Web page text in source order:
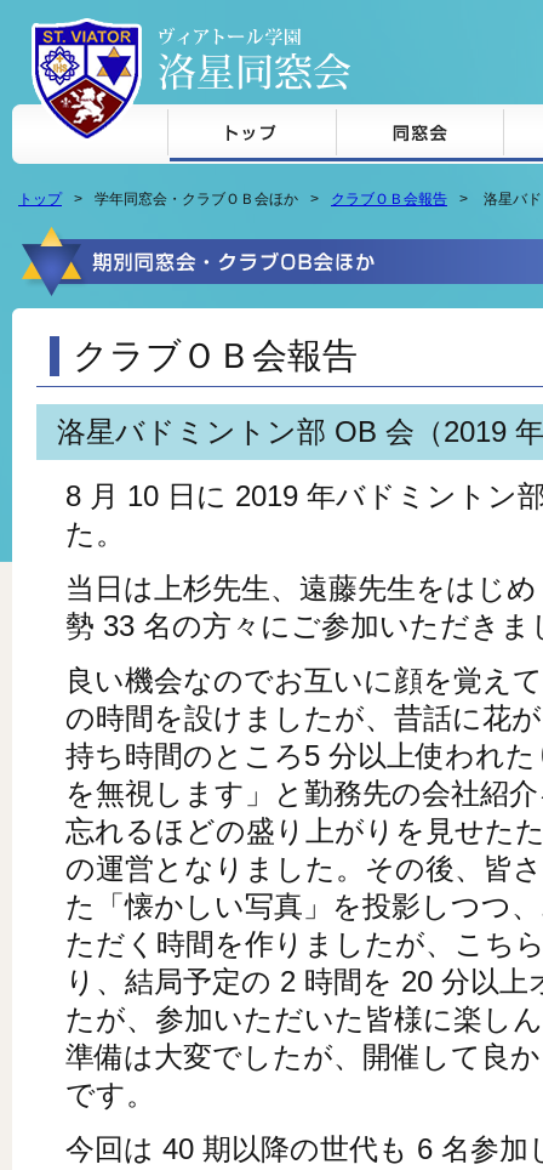
本文へジャンプ
トップ 学年同窓会・クラブＯＢ会ほか クラブＯＢ会報告 洛星バ
クラブＯＢ会報告
洛星バドミントン部 OB 会（2019
8 月 10 日に 2019 年バドミントン
た。
当日は上杉先生、遠藤先生をはじ
勢 33 名の方々にご参加いただきま
良い機会なのでお互いに顔を覚え
の時間を設けましたが、昔話に花
持ち時間のところ5 分以上使われ
を無視します」と勤務先の会社紹
忘れるほどの盛り上がりを見せた
の運営となりました。その後、皆
た「懐かしい写真」を投影しつつ
ただく時間を作りましたが、こち
り、結局予定の 2 時間を 20 分以
たが、参加いただいた皆様に楽し
準備は大変でしたが、開催して良
です。
今回は 40 期以降の世代も 6 名参